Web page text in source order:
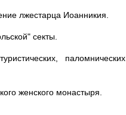
лжестарца Иоанникия.
секты.
паломнических
женского монастыря.